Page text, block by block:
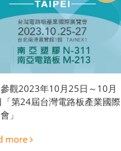
觀2023年10月25日～10月
第24屆台灣電路板產業國際
」
more